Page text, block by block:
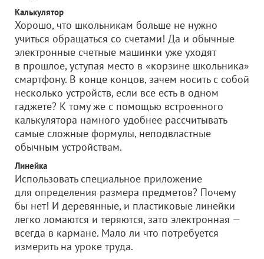
Калькулятор
Хорошо, что школьникам больше не нужно
учиться обращаться со счетами! Да и обычные
электронные счетные машинки уже уходят
в прошлое, уступая место в «корзине школьника»
смартфону. В конце концов, зачем носить с собой
несколько устройств, если все есть в одном
гаджете? К тому же с помощью встроенного
калькулятора намного удобнее рассчитывать
самые сложные формулы, неподвластные
обычным устройствам.
Линейка
Использовать специальное приложение
для определения размера предметов? Почему
бы нет! И деревянные, и пластиковые линейки
легко ломаются и теряются, зато электронная —
всегда в кармане. Мало ли что потребуется
измерить на уроке труда.